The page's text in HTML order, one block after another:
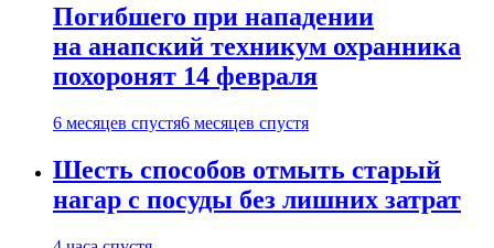
Погибшего при нападении
на анапский техникум охранника
похоронят 14 февраля
6 месяцев спустя6 месяцев спустя
Шесть способов отмыть старый
нагар с посуды без лишних затрат